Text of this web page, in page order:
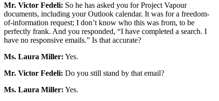
Mr. Victor Fedeli: So he has asked you for Project Vapour
documents, including your Outlook calendar. It was for a freedom-
of-information request; I don’t know who this was from, to be
perfectly frank. And you responded, “I have completed a search. I
have no responsive emails.” Is that accurate?
Ms. Laura Miller: Yes.
Mr. Victor Fedeli: Do you still stand by that email?
Ms. Laura Miller: Yes.